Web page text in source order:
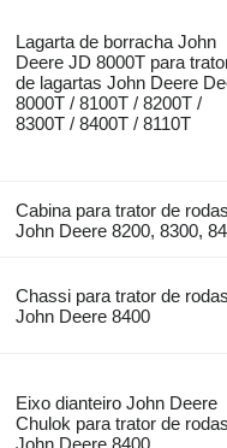
Lagarta de borracha John
Deere JD 8000T para
de lagartas John Deere
8000T / 8100T / 8200T /
8300T / 8400T / 8110T
Cabina para trator de rodas
John Deere 8200, 8300,
Chassi para trator de rodas
John Deere 8400
Eixo dianteiro John Deere
Chulok para trator de rodas
John Deere 8400